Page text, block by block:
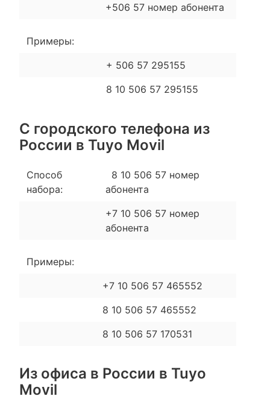
+506 57 номер абонента
Примеры:
+ 506 57 295155
8 10 506 57 295155
С городского телефона из
России в Tuyo Movil
Способ
набора:
8 10 506 57 номер
абонента
+7 10 506 57 номер
абонента
Примеры:
+7 10 506 57 465552
8 10 506 57 465552
8 10 506 57 170531
Из офиса в России в Tuyo
Movil